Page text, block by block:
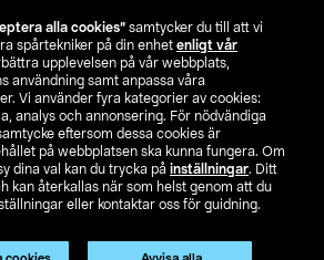
alla cookies” samtycker du till att vi
spårtekniker på din enhet enligt vår
upplevelsen på vår webbplats,
användning samt anpassa våra
Vi använder fyra kategorier av cookies:
analys och annonsering. För nödvändiga
eftersom dessa cookies är
på webbplatsen ska kunna fungera. Om
dina val kan du trycka på inställningar. Ditt
kan återkallas när som helst genom att du
eller kontaktar oss för guidning.
Produkten har utgått
Hitta butik
SE NO FI
till priser exklusive moms